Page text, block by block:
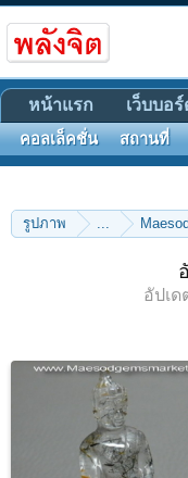
รูปภาพ ...
อัปเด
หน้าแรก เว็บบอร์
คอลเล็คชั่น สถานที่